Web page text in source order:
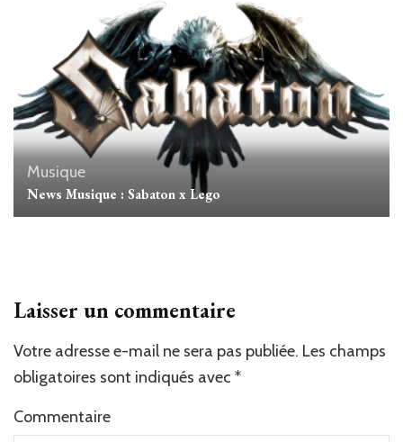
Musique
News Musique : Sabaton x Lego
Laisser un commentaire
Votre adresse e-mail ne sera pas publiée. Les champs
obligatoires sont indiqués avec *
Commentaire